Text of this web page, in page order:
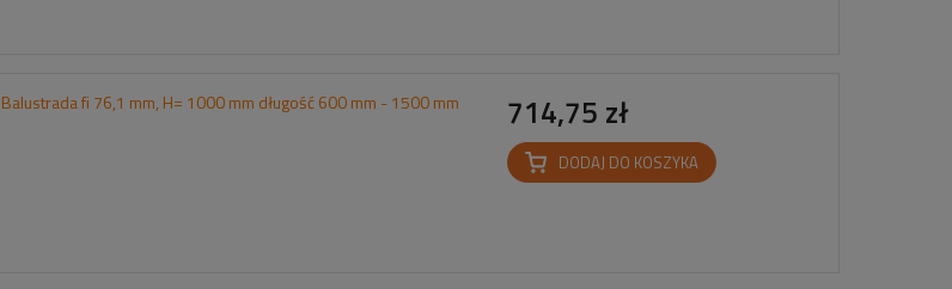
Balustrada fi 76,1 mm, H= 1000 mm długość 600 mm - 1500 mm 714,75 zł
DODAJ DO KOSZYKA